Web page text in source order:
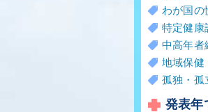
わが国の
特定健康
中高年者
地域保健
孤独・孤
発表年